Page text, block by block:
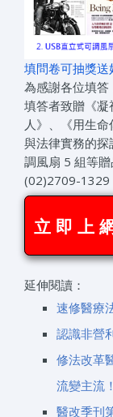
填問卷可抽獎送
為感謝各位填
填答者致贈《
人》、《用生
與法律實務的
調風扇 5 組等
(02)2709-1329
立 即 上
延伸閱讀：
速修醫療
認識非營
修法改革
流變主流！
醫改季刊